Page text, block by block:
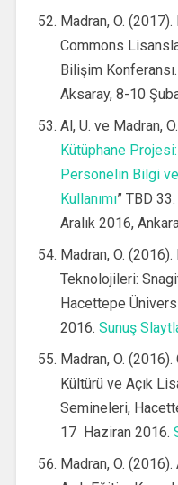
Madran, O.
Commons
Bilişim
Aksaray, 8-10
Al, U. ve Madran,
Kütüphane
Personelin Bilgi
Kullanımı” TBD
Aralık 2016,
Madran, O.
Teknolojileri:
Hacettepe
2016. Sunuş
Madran, O.
Kültürü ve Açık
Semineleri,
17 Haziran 2016.
Madran, O.